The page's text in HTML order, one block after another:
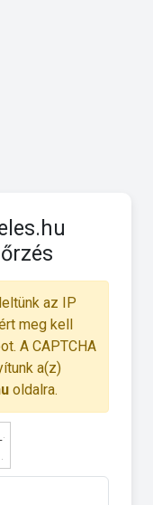
az IP
meg kell
A CAPTCHA
a(z)
oldalra.